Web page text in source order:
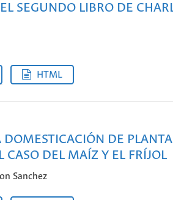
SEGUNDO LIBRO DE
HTML
DE
CASO DEL MAÍZ Y EL FRÍJOL
Sanchez